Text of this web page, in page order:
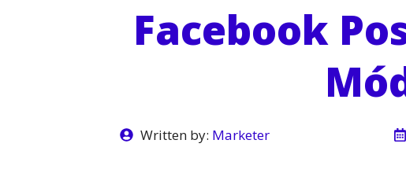
Facebook
Written by: Marketer